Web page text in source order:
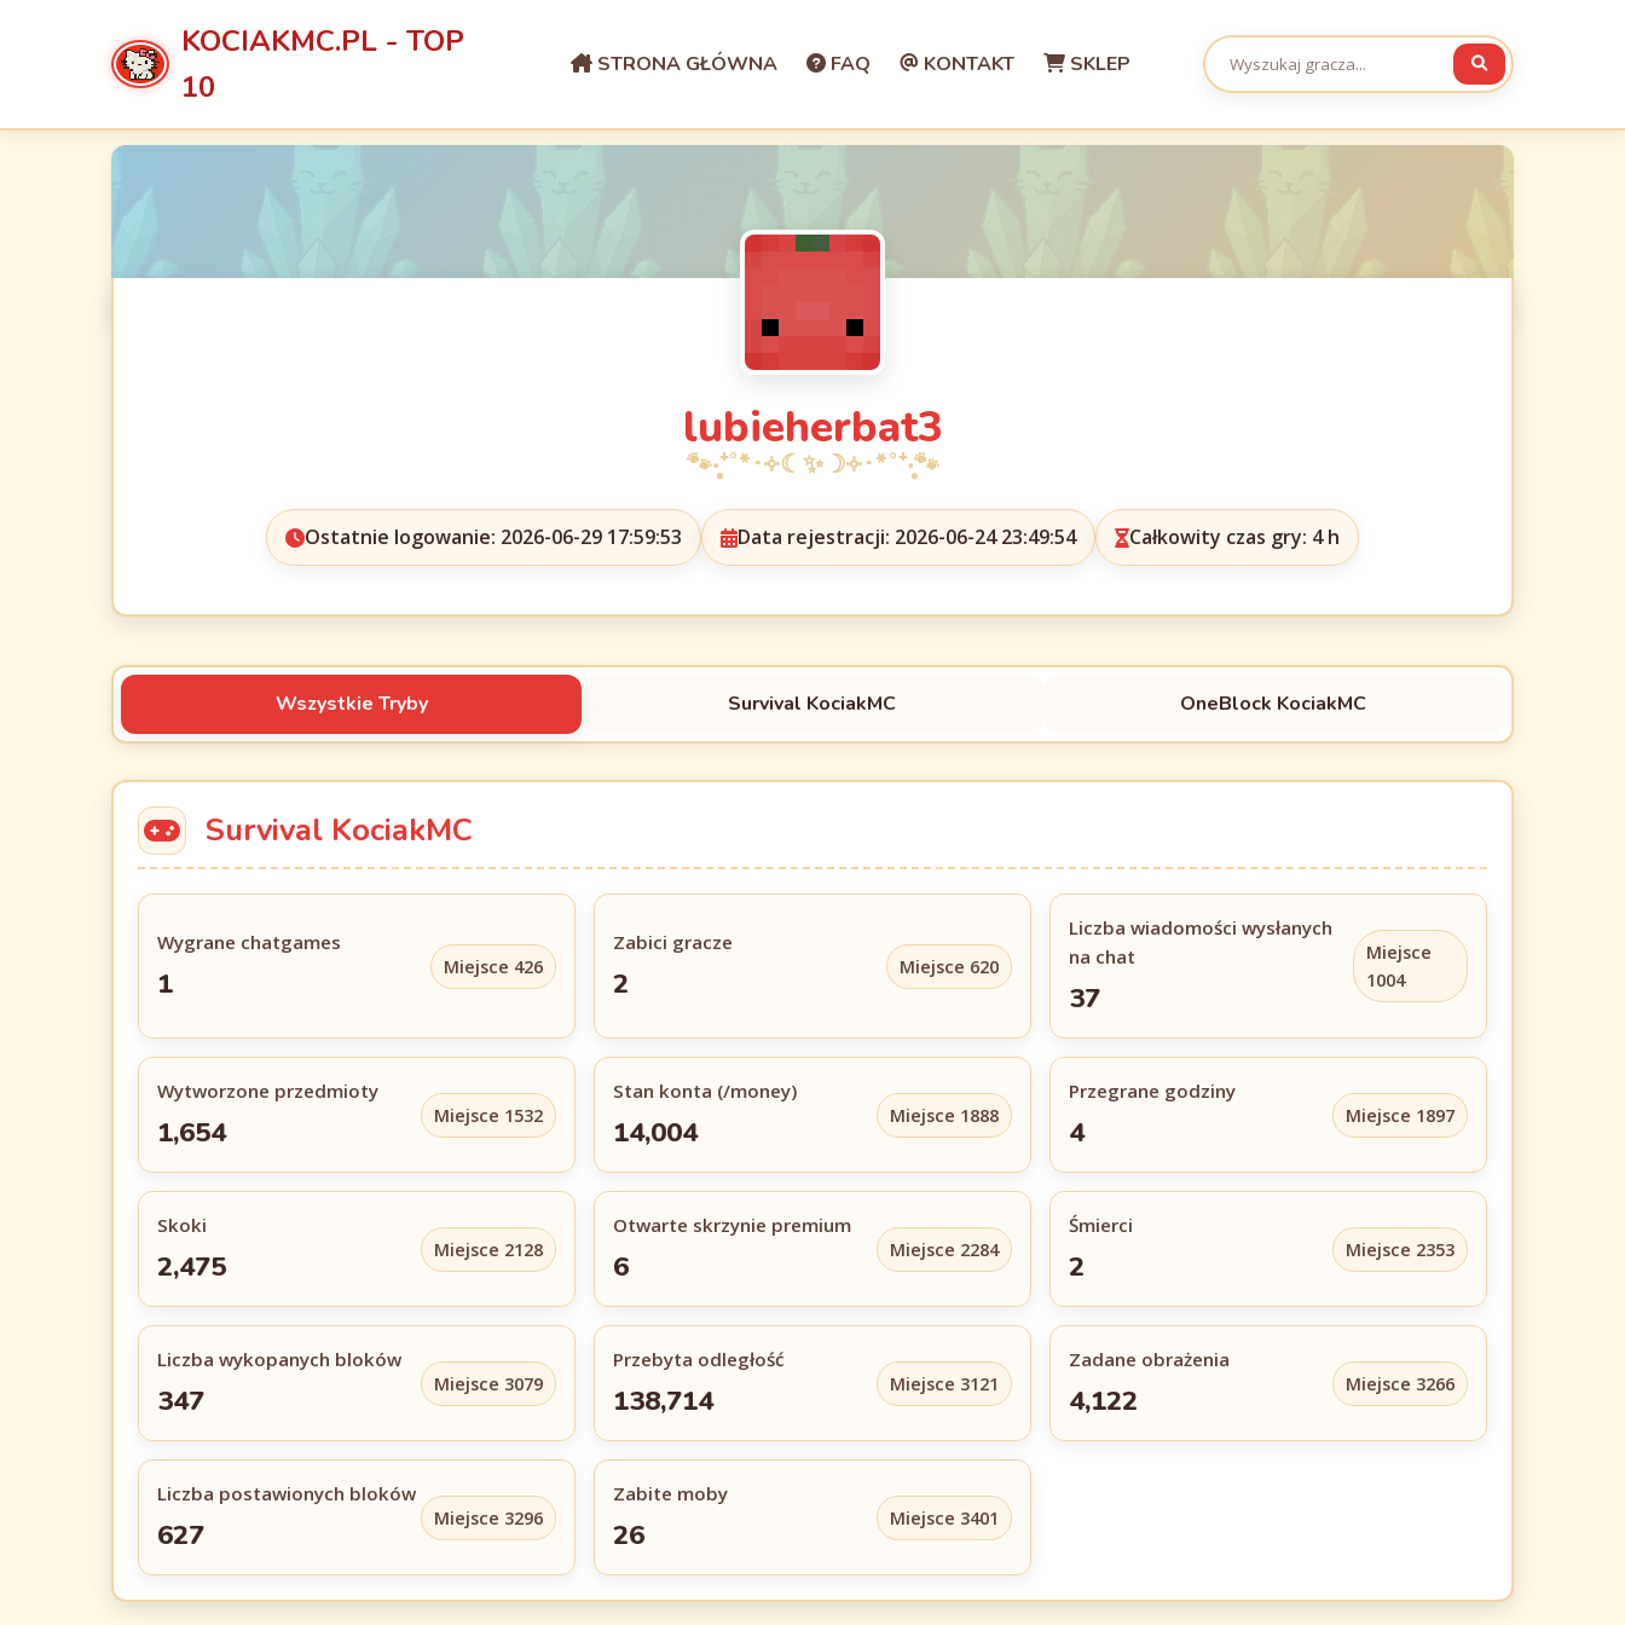
KOCIAKMC.PL - TOP
10
STRONA GŁÓWNA FAQ KONTAKT SKLEP
lubieherbat3
Ostatnie logowanie: 2026-06-29 17:59:53 Data rejestracji: 2026-06-24 23:49:54 Całkowity czas gry: 4 h
Wszystkie Tryby Survival KociakMC OneBlock KociakMC
Survival KociakMC
Wygrane chatgames
1 Miejsce 426
Zabici gracze
2 Miejsce 620
Liczba wiadomości wysłanych
na chat
37
Miejsce
1004
Wytworzone przedmioty
1,654 Miejsce 1532
Stan konta (/money)
14,004 Miejsce 1888
Przegrane godziny
4 Miejsce 1897
Skoki
2,475 Miejsce 2128
Otwarte skrzynie premium
6 Miejsce 2284
Śmierci
2 Miejsce 2353
Liczba wykopanych bloków
347 Miejsce 3079
Przebyta odległość
138,714 Miejsce 3121
Zadane obrażenia
4,122 Miejsce 3266
Liczba postawionych bloków
627 Miejsce 3296
Zabite moby
26 Miejsce 3401